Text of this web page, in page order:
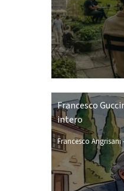
Francesco
intero
Francesco Angrisani